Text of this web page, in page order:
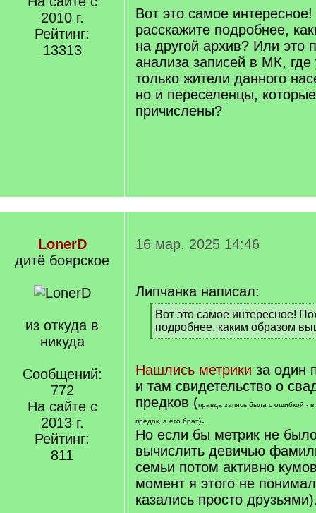
2010 г.
Рейтинг:
13313
q
]
Вот это самое
расскажите подробнее,
на другой архив? Или это
анализа записей в МК,
только жители данного
но и переселенцы,
причислены?
LonerD
дитё боярское
из откуда в
никуда
Сообщений:
772
На сайте с
2013 г.
Рейтинг:
811
16 мар. 2025 14:46
Липчанка написал:
[
q
]
Вот это самое интересное!
подробнее, каким образом
[
q
]
Нашлись метрики за один
и там свидетельство о
предков (правда запись была с ошибкой -
предок, а его брат).
Но если бы метрик не
вычислить девичью
семьи потом активно
момент я этого не
казались просто